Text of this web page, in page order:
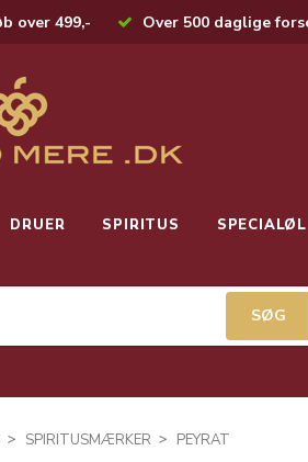
over 499,- Over 500 daglige
DRUER SPIRITUS SPECIALØL
SPIRITUSMÆRKER PEYRAT